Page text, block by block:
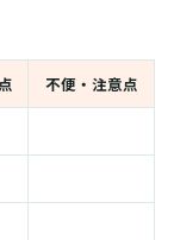
不便・注意点